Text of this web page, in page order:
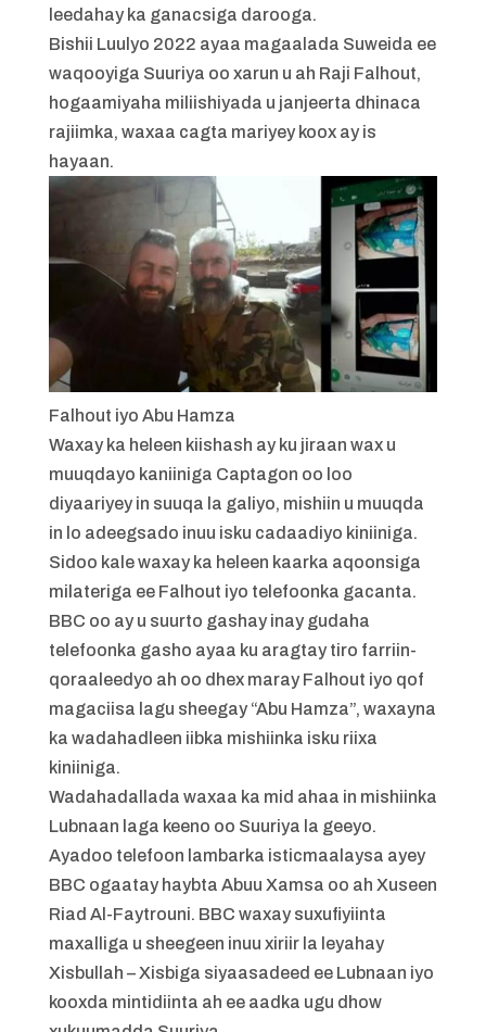
leedahay ka ganacsiga darooga.
Bishii Luulyo 2022 ayaa magaalada Suweida ee
waqooyiga Suuriya oo xarun u ah Raji Falhout,
hogaamiyaha miliishiyada u janjeerta dhinaca
rajiimka, waxaa cagta mariyey koox ay is
hayaan.
Falhout iyo Abu Hamza
Waxay ka heleen kiishash ay ku jiraan wax u
muuqdayo kaniiniga Captagon oo loo
diyaariyey in suuqa la galiyo, mishiin u muuqda
in lo adeegsado inuu isku cadaadiyo kiniiniga.
Sidoo kale waxay ka heleen kaarka aqoonsiga
milateriga ee Falhout iyo telefoonka gacanta.
BBC oo ay u suurto gashay inay gudaha
telefoonka gasho ayaa ku aragtay tiro farriin-
qoraaleedyo ah oo dhex maray Falhout iyo qof
magaciisa lagu sheegay “Abu Hamza”, waxayna
ka wadahadleen iibka mishiinka isku riixa
kiniiniga.
Wadahadallada waxaa ka mid ahaa in mishiinka
Lubnaan laga keeno oo Suuriya la geeyo.
Ayadoo telefoon lambarka isticmaalaysa ayey
BBC ogaatay haybta Abuu Xamsa oo ah Xuseen
Riad Al-Faytrouni. BBC waxay suxufiyiinta
maxalliga u sheegeen inuu xiriir la leyahay
Xisbullah – Xisbiga siyaasadeed ee Lubnaan iyo
kooxda mintidiinta ah ee aadka ugu dhow